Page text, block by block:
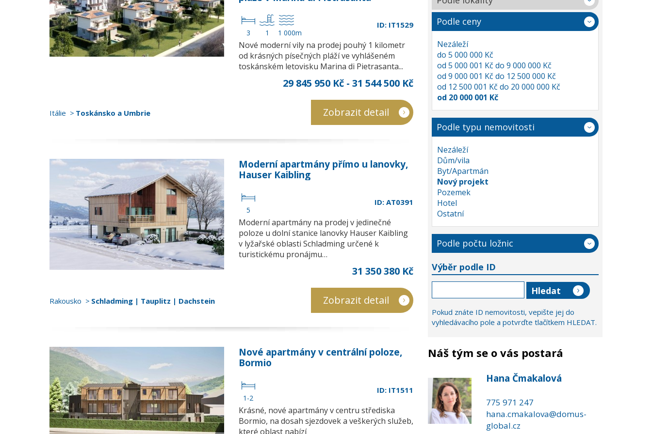
3 1 1 000m
ID: IT1529
Nové moderní vily na prodej pouhý 1 kilometr
od krásných písečných pláží ve vyhlášeném
toskánském letovisku Marina di Pietrasanta...
29 845 950 Kč - 31 544 500 Kč
Itálie Toskánsko a Umbrie Zobrazit detail
Moderní apartmány přímo u lanovky,
Hauser Kaibling
5
ID: AT0391
Moderní apartmány na prodej v jedinečné
poloze u dolní stanice lanovky Hauser Kaibling
v lyžařské oblasti Schladming určené k
turistickému pronájmu…
31 350 380 Kč
Rakousko Schladming | Tauplitz | Dachstein Zobrazit detail
Nové apartmány v centrální poloze,
Bormio
1-2
ID: IT1511
Krásné, nové apartmány v centru střediska
Bormio, na dosah sjezdovek a veškerých služeb,
které oblast nabízí
Podle ceny
Nezáleží
do 5 000 000 Kč
od 5 000 001 Kč do 9 000 000 Kč
od 9 000 001 Kč do 12 500 000 Kč
od 12 500 001 Kč do 20 000 000 Kč
od 20 000 001 Kč
Podle typu nemovitosti
Nezáleží
Dům/vila
Byt/Apartmán
Nový projekt
Pozemek
Hotel
Ostatní
Podle počtu ložnic
Výběr podle ID
Pokud znáte ID nemovitosti, vepište jej do
vyhledávacího pole a potvrďte tlačítkem HLEDAT.
Náš tým se o vás postará
Hana Čmakalová
775 971 247
hana.cmakalova@domus-
global.cz